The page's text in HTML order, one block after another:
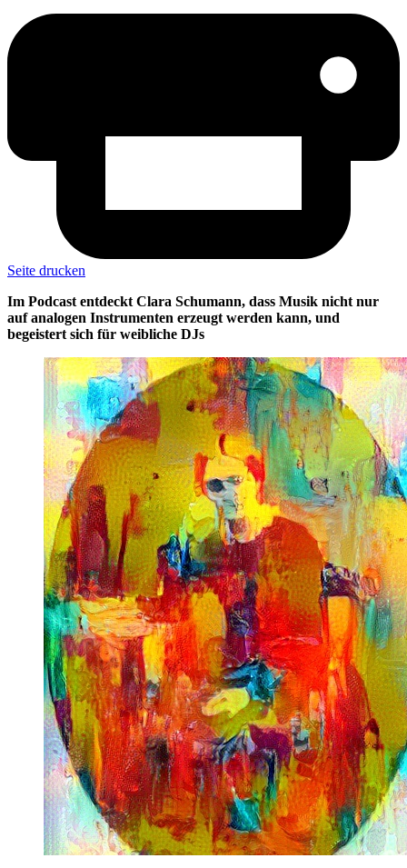
Seite drucken
Im Podcast entdeckt Clara Schumann, dass Musik nicht nur
auf analogen Instrumenten erzeugt werden kann, und
begeistert sich für weibliche DJs